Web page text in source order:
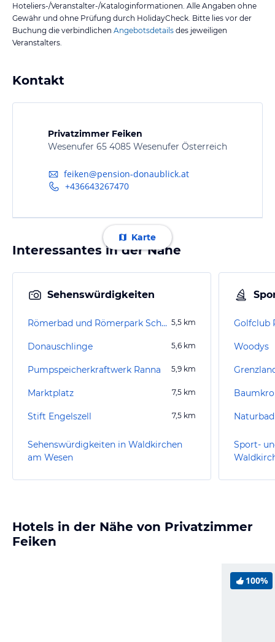
Hoteliers-/Veranstalter-/Kataloginformationen. Alle Angaben ohne
Gewähr und ohne Prüfung durch HolidayCheck. Bitte lies vor der
Buchung die verbindlichen Angebotsdetails des jeweiligen
Veranstalters.
Kontakt
Privatzimmer Feiken
Wesenufer 65 4085 Wesenufer Österreich
feiken@pension-donaublick.at
+436643267470
Karte
Interessantes in der Nähe
Sehenswürdigkeiten
Römerbad und Römerpark Schlögen 5,5 km
Donauschlinge 5,6 km
Pumpspeicherkraftwerk Ranna 5,9 km
Marktplatz 7,5 km
Stift Engelszell 7,5 km
Sehenswürdigkeiten in Waldkirchen
am Wesen
Woodys
Sport-
Hotels in der Nähe von Privatzimmer
Feiken
100%